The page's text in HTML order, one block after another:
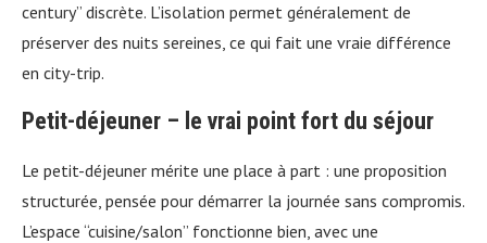
century” discrète. L’isolation permet généralement de
préserver des nuits sereines, ce qui fait une vraie différence
en city-trip.
Petit-déjeuner – le vrai point fort du séjour
Le petit-déjeuner mérite une place à part : une proposition
structurée, pensée pour démarrer la journée sans compromis.
L’espace “cuisine/salon” fonctionne bien, avec une